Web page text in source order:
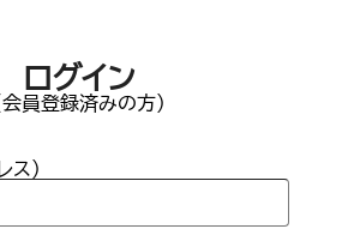
ログイン
員登録済みの方)
ス)